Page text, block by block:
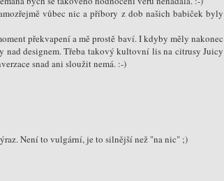
vůbec nic a příbory z dob našich babiček byly
překvapení a mě prostě baví. I kdyby měly nakonec
designem. Třeba takový kultovní lis na citrusy Juicy
snad ani sloužit nemá. :-)
Není to vulgární, je to silnější než "na nic" ;)